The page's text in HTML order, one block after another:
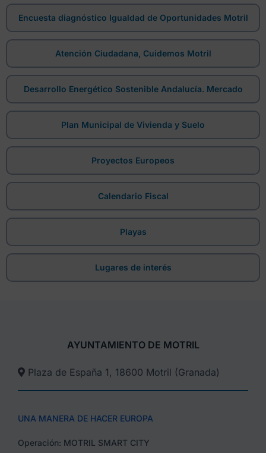
Encuesta diagnóstico Igualdad de Oportunidades Motril
Atención Ciudadana, Cuidemos Motril
Desarrollo Energético Sostenible Andalucía. Mercado
Plan Municipal de Vivienda y Suelo
Proyectos Europeos
Calendario Fiscal
Playas
Lugares de interés
AYUNTAMIENTO DE MOTRIL
Plaza de España 1, 18600 Motril (Granada)​
UNA MANERA DE HACER EUROPA
Operación: MOTRIL SMART CITY